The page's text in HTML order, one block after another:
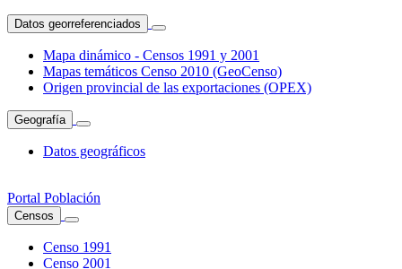
Datos georreferenciados
Mapa dinámico - Censos 1991 y 2001
Mapas temáticos Censo 2010 (GeoCenso)
Origen provincial de las exportaciones (OPEX)
Geografía
Datos geográficos
Portal Población
Censos
Censo 1991
Censo 2001